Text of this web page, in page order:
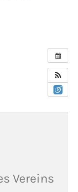
Vereins